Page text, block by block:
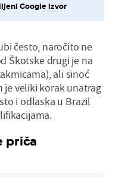
Google izvor
često, naročito ne
Škotske drugi je na
ali sinoć
je veliki korak unatrag
i odlaska u Brazil
priča